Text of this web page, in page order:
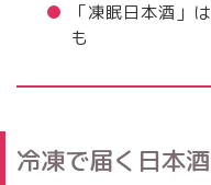
「凍眠日本酒」
も
冷凍で届く日本